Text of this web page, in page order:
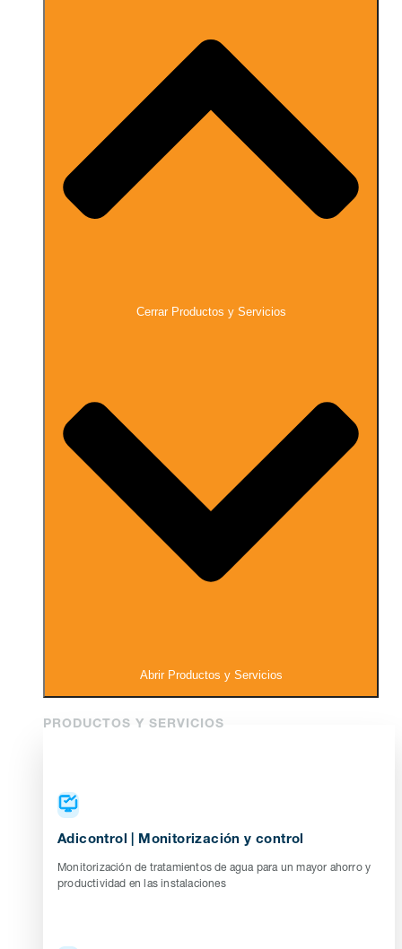
Cerrar Productos y Servicios
Abrir Productos y Servicios
PRODUCTOS Y SERVICIOS
Adicontrol | Monitorización y control
Monitorización de tratamientos de agua para un mayor ahorro y
productividad en las instalaciones